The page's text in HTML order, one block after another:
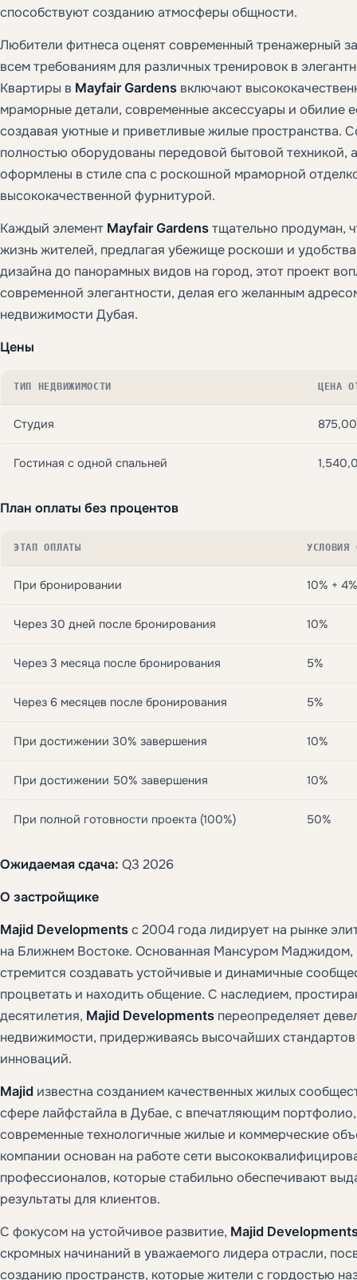
способствуют созданию атмосферы общности.
Любители фитнеса оценят современный тренажерный
всем требованиям для различных тренировок в
Квартиры в Mayfair Gardens включают
мраморные детали, современные аксессуары и обилие
создавая уютные и приветливые жилые пространства.
полностью оборудованы передовой бытовой техникой,
оформлены в стиле спа с роскошной мраморной
высококачественной фурнитурой.
Каждый элемент Mayfair Gardens тщательно продуман,
жизнь жителей, предлагая убежище роскоши и
дизайна до панорамных видов на город, этот проект
современной элегантности, делая его желанным
недвижимости Дубая.
Цены
ТИП НЕДВИЖИМОСТИ ЦЕНА
Студия
Гостиная с одной спальней
План оплаты без процентов
ЭТАП ОПЛАТЫ УСЛОВИЯ
При бронировании 10% +
Через 30 дней после бронирования 10%
Через 3 месяца после бронирования 5%
Через 6 месяцев после бронирования 5%
При достижении 30% завершения 10%
При достижении 50% завершения 10%
При полной готовности проекта (100%) 50%
Ожидаемая сдача: Q3 2026
О застройщике
Majid Developments с 2004 года лидирует на рынке
на Ближнем Востоке. Основанная Мансуром Маджидом,
стремится создавать устойчивые и динамичные
процветать и находить общение. С наследием,
десятилетия, Majid Developments переопределяет
недвижимости, придерживаясь высочайших стандартов
инноваций.
Majid известна созданием качественных жилых
сфере лайфстайла в Дубае, с впечатляющим
современные технологичные жилые и коммерческие
компании основан на работе сети
профессионалов, которые стабильно обеспечивают
результаты для клиентов.
С фокусом на устойчивое развитие, Majid
скромных начинаний в уважаемого лидера отрасли,
созданию пространств, которые жители с гордостью